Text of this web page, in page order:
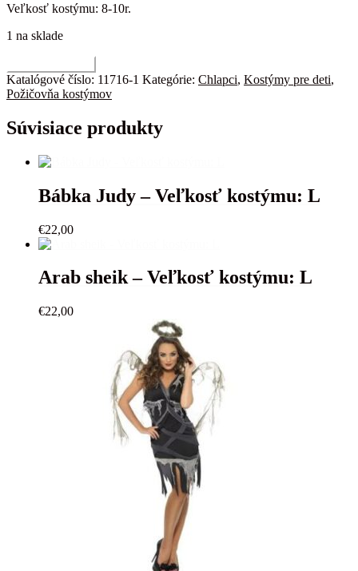
Veľkosť kostýmu: 8-10r.
1 na sklade
Mušketier
2
Veľkosť
kostýmu:
Katalógové číslo: 11716-1 Kategórie: Chlapci, Kostýmy pre deti,
Požičovňa kostýmov
Súvisiace produkty
Bábka Judy – Veľkosť kostýmu: L
€22,00
Arab sheik – Veľkosť kostýmu: L
€22,00